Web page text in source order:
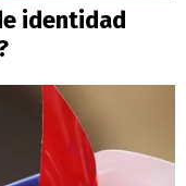
identidad